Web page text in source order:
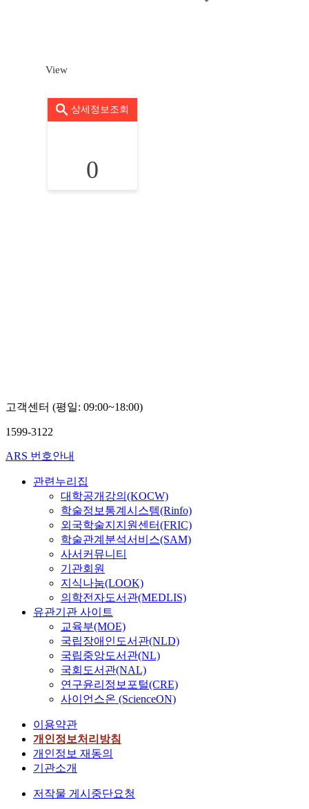
View
상세정보조회
0
고객센터 (평일: 09:00~18:00)
1599-3122
ARS 번호안내
관련누리집
대학공개강의(KOCW)
학술정보통계시스템(Rinfo)
외국학술지지원센터(FRIC)
학술관계분석서비스(SAM)
사서커뮤니티
기관회원
지식나눔(LOOK)
의학전자도서관(MEDLIS)
유관기관 사이트
교육부(MOE)
국립장애인도서관(NLD)
국립중앙도서관(NL)
국회도서관(NAL)
연구윤리정보포털(CRE)
사이언스온 (ScienceON)
이용약관
개인정보처리방침
개인정보 재동의
기관소개
저작물 게시중단요청